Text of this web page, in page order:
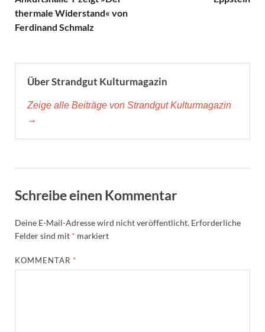
thermale Widerstand« von
Ferdinand Schmalz
Über Strandgut Kulturmagazin
Zeige alle Beiträge von Strandgut Kulturmagazin
→
Schreibe einen Kommentar
Deine E-Mail-Adresse wird nicht veröffentlicht. Erforderliche
Felder sind mit * markiert
KOMMENTAR *